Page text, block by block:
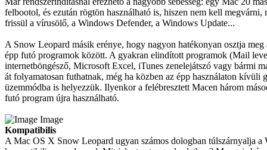
felbootol, és ezután rögtön használható is, hiszen nem kell megvárni,
frissül a vírusölő, a Windows Defender, a Windows Update...
A Snow Leopard másik erénye, hogy nagyon hatékonyan osztja meg
épp futó programok között. A gyakran elindított programok (Mail
internetböngésző, Microsoft Excel, iTunes zenelejátszó vagy bármi
át folyamatosan futhatnak, még ha közben az épp használaton kívüli
üzemmódba is helyezzük. Ilyenkor a felébresztett Macen három
futó program újra használható.
Image
Kompatibilis
A Mac OS X Snow Leopard ugyan számos dologban túlszárnyalja a